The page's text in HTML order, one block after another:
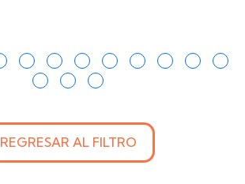
REGRESAR AL FILTRO